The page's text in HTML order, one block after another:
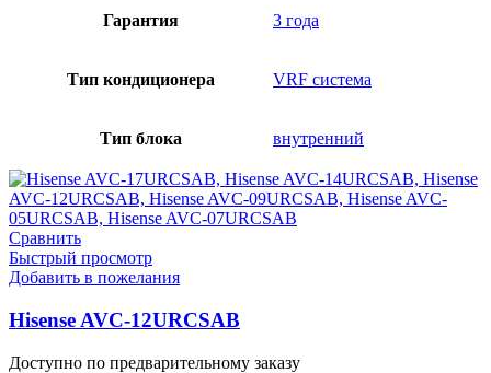
Гарантия 3 года
Тип кондиционера VRF система
Тип блока внутренний
Сравнить
Быстрый просмотр
Добавить в пожелания
Hisense AVC-12URCSAB
Доступно по предварительному заказу